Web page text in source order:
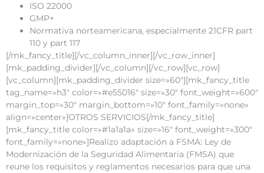
ISO 22000
GMP+
Normativa norteamericana, especialmente 21CFR part
110 y part 117
[/mk_fancy_title][/vc_column_inner][/vc_row_inner]
[mk_padding_divider][/vc_column][/vc_row][vc_row]
[vc_column][mk_padding_divider size=»60″][mk_fancy_title
tag_name=»h3″ color=»#e55016″ size=»30″ font_weight=»600″
margin_top=»30″ margin_bottom=»10″ font_family=»none»
align=»center»]OTROS SERVICIOS[/mk_fancy_title]
[mk_fancy_title color=»#1a1a1a» size=»16″ font_weight=»300″
font_family=»none»]Realizo adaptación a FSMA: Ley de
Modernización de la Seguridad Alimentaria (FMSA) que
reune los requisitos y reglamentos necesarios para que una